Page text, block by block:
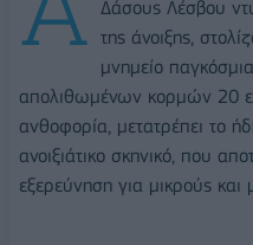
Δάσους Λέσβου
της άνοιξης,
μνημείο
απολιθωμένων κορμών 20
ανθοφορία, μετατρέπει το
ανοιξιάτικο σκηνικό, που
εξερεύνηση για μικρούς και